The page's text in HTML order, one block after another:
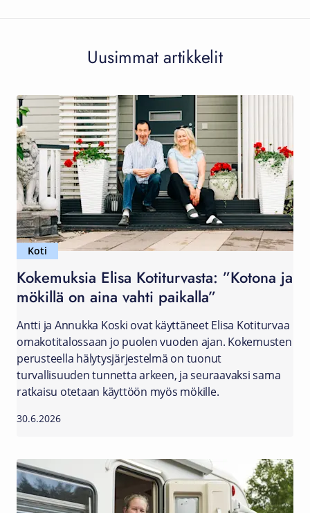
Uusimmat artikkelit
Koti
Kokemuksia Elisa Kotiturvasta: ”Kotona ja
mökillä on aina vahti paikalla”
Antti ja Annukka Koski ovat käyttäneet Elisa Kotiturvaa
omakotitalossaan jo puolen vuoden ajan. Kokemusten
perusteella hälytysjärjestelmä on tuonut
turvallisuuden tunnetta arkeen, ja seuraavaksi sama
ratkaisu otetaan käyttöön myös mökille.
30.6.2026